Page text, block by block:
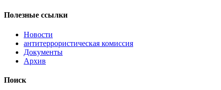
Полезные ссылки
Новости
антитеррористическая комиссия
Документы
Архив
Поиск